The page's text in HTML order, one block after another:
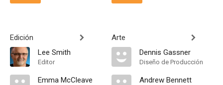
Edición
Lee Smith
Editor
Emma McCleave
Arte
Dennis Gassner
Diseño de Producción
Andrew Bennett